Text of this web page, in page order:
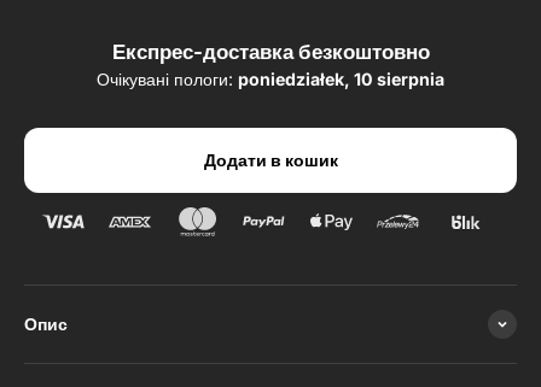
Експрес-доставка безкоштовно
Очікувані пологи: poniedziałek, 10 sierpnia
Додати в кошик
Опис